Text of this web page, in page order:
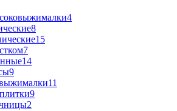
4
8
15
7
14
9
11
9
2